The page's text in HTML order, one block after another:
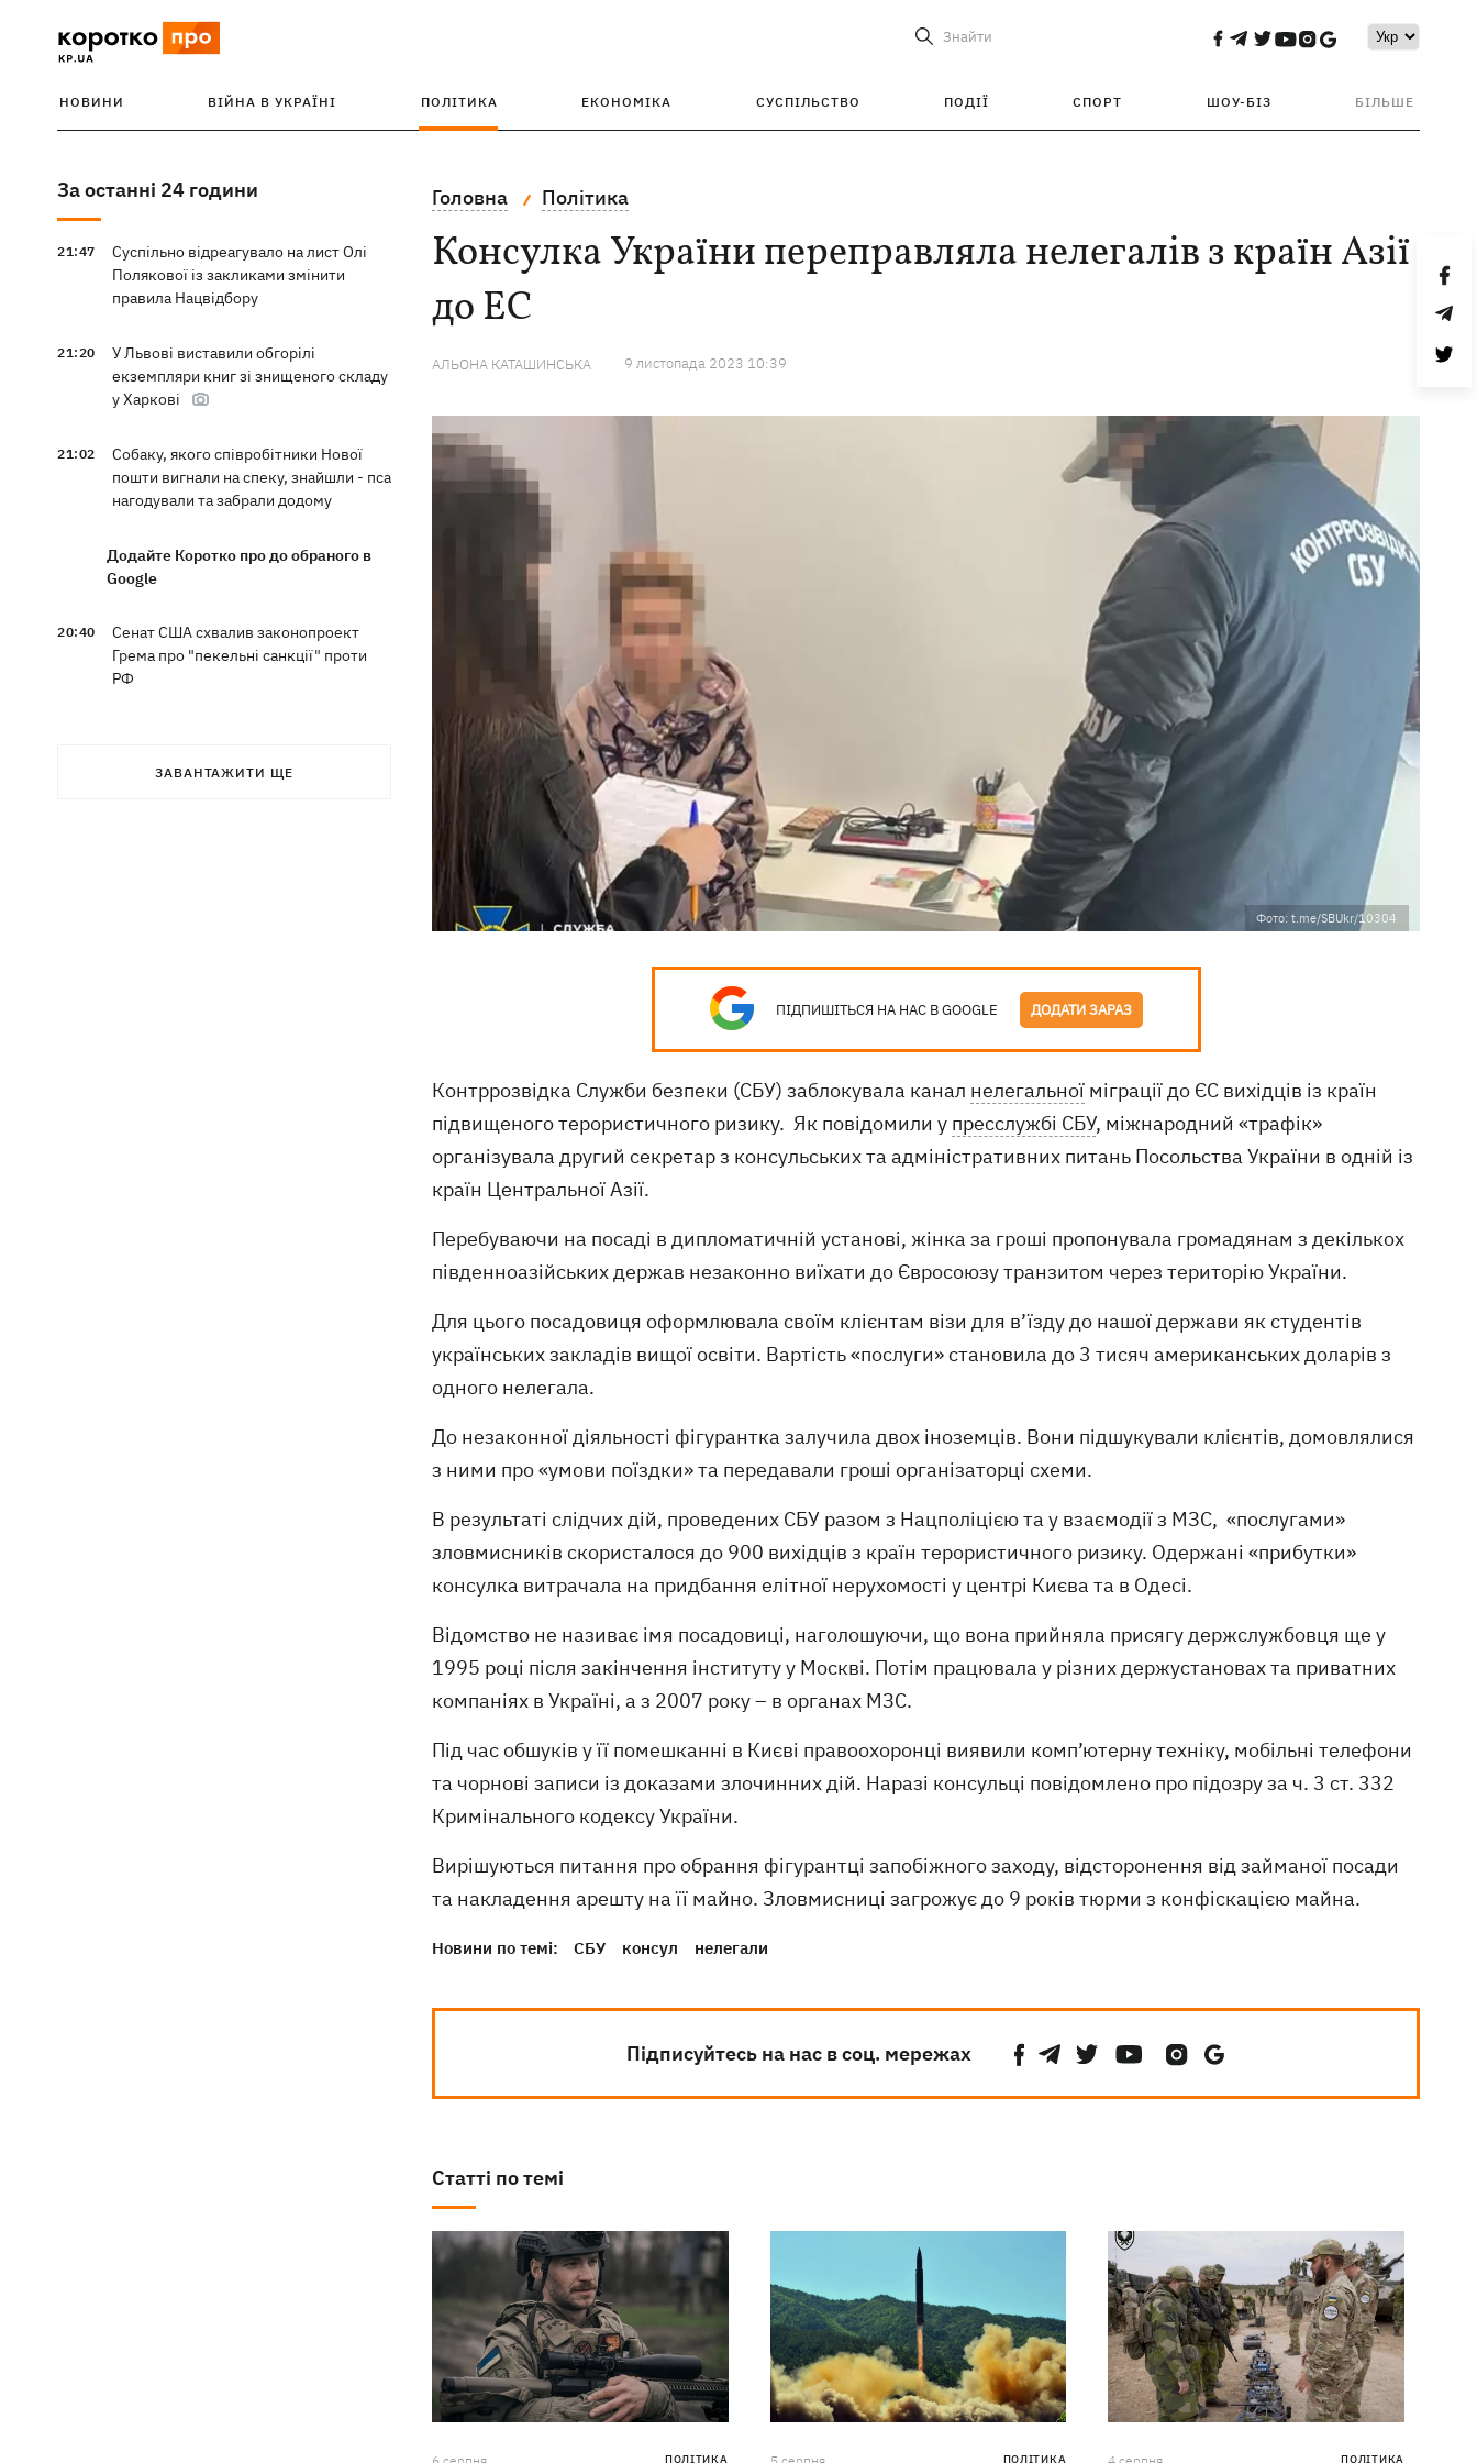
Знайти
НОВИНИ ВІЙНА В УКРАЇНІ ПОЛІТИКА ЕКОНОМІКА СУСПІЛЬСТВО ПОДІЇ СПОРТ ШОУ-БІЗ БІЛЬШЕ
За останні 24 години
21:47
Суспільно відреагувало на лист Олі
Полякової із закликами змінити
правила Нацвідбору
21:20
У Львові виставили обгорілі
екземпляри книг зі знищеного складу
у Харкові
21:02
Собаку, якого співробітники Нової
пошти вигнали на спеку, знайшли - пса
нагодували та забрали додому
Додайте Коротко про до обраного в
Google
20:40
Сенат США схвалив законопроект
Грема про "пекельні санкції" проти
РФ
ЗАВАНТАЖИТИ ЩЕ
Головна Політика
Консулка України переправляла нелегалів з країн Азії
до ЕС
АЛЬОНА КАТАШИНСЬКА 9 листопада 2023 10:39
Фото: t.me/SBUkr/10304
ПІДПИШІТЬСЯ НА НАС В GOOGLE ДОДАТИ ЗАРАЗ
Контррозвідка Служби безпеки (СБУ) заблокувала канал нелегальної міграції до ЄС вихідців із країн
підвищеного терористичного ризику. Як повідомили у пресслужбі СБУ, міжнародний «трафік»
організувала другий секретар з консульських та адміністративних питань Посольства України в одній із
країн Центральної Азії.
Перебуваючи на посаді в дипломатичній установі, жінка за гроші пропонувала громадянам з декількох
південноазійських держав незаконно виїхати до Євросоюзу транзитом через територію України.
Для цього посадовиця оформлювала своїм клієнтам візи для в’їзду до нашої держави як студентів
українських закладів вищої освіти. Вартість «послуги» становила до 3 тисяч американських доларів з
одного нелегала.
До незаконної діяльності фігурантка залучила двох іноземців. Вони підшукували клієнтів, домовлялися
з ними про «умови поїздки» та передавали гроші організаторці схеми.
В результаті слідчих дій, проведених СБУ разом з Нацполіцією та у взаємодії з МЗС, «послугами»
зловмисників скористалося до 900 вихідців з країн терористичного ризику. Одержані «прибутки»
консулка витрачала на придбання елітної нерухомості у центрі Києва та в Одесі.
Відомство не називає імя посадовиці, наголошуючи, що вона прийняла присягу держслужбовця ще у
1995 році після закінчення інституту у Москві. Потім працювала у різних держустановах та приватних
компаніях в Україні, а з 2007 року – в органах МЗС.
Під час обшуків у її помешканні в Києві правоохоронці виявили комп’ютерну техніку, мобільні телефони
та чорнові записи із доказами злочинних дій. Наразі консульці повідомлено про підозру за ч. 3 ст. 332
Кримінального кодексу України.
Вирішуються питання про обрання фігурантці запобіжного заходу, відсторонення від займаної посади
та накладення арешту на її майно. Зловмисниці загрожує до 9 років тюрми з конфіскацією майна.
Новини по темі: СБУ консул нелегали
Підписуйтесь на нас в соц. мережах
Статті по темі
ПОЛІТИКА ПОЛІТИКА ПОЛІТИКА